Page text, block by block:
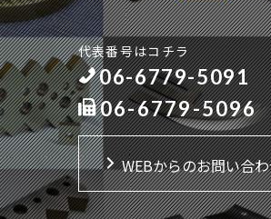
り
代表番号はコチラ
06-6779-5091
06-6779-5096
WEBからのお問い合